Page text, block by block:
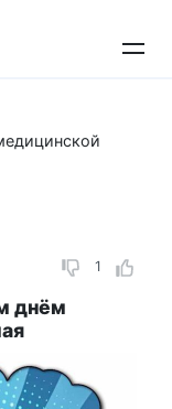
1
днём